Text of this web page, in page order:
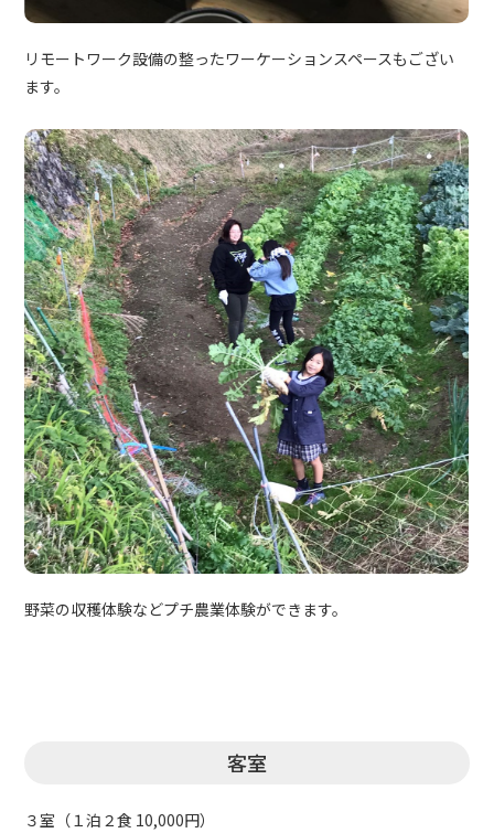
リモートワーク設備の整ったワーケーションスペースもござい
ます。
野菜の収穫体験などプチ農業体験ができます。
客室
３室（１泊２食 10,000円）